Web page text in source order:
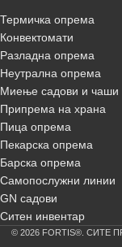
Термичка опрема
Конвектомати
Разладна опрема
Неутрална опрема
Миење садови и чаши
Припрема на храна
Пица опрема
Пекарска опрема
Барска опрема
Самопослужни линии
GN садови
Ситен инвентар
© 2026 FORTIS®. СИТЕ